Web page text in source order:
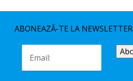
ABONEAZĂ-TE LA NEWSLETTER